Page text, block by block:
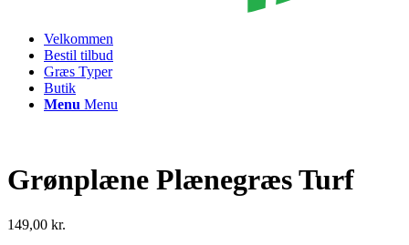
Velkommen
Bestil tilbud
Græs Typer
Butik
Menu Menu
Grønplæne Plænegræs Turf
149,00 kr.